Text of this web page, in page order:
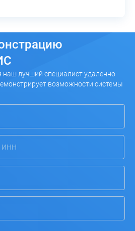
наш лучший специалист удаленно
возможности системы